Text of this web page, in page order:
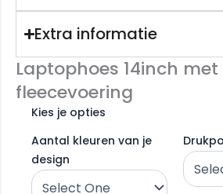
Extra informatie
Laptophoes 14inch met
fleecevoering
Kies je opties
Aantal kleuren van je
design